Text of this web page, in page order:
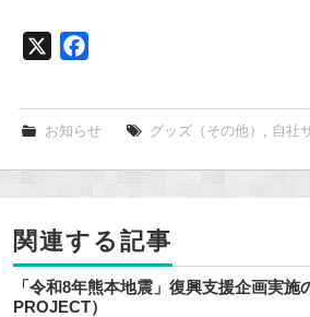
e
k
お知らせ グッズ（その他） 自社
関連する記事
「令和8年熊本地震」復興支援企画実
PROJECT）